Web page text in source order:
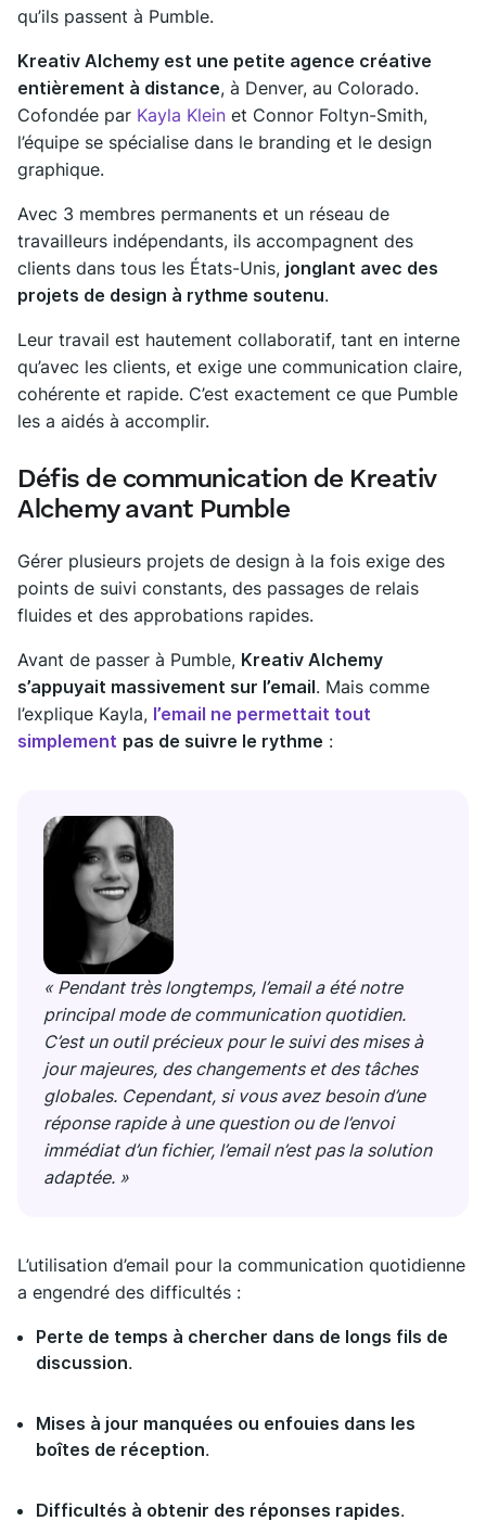
qu’ils passent à Pumble.
Kreativ Alchemy est une petite agence créative
entièrement à distance, à Denver, au Colorado.
Cofondée par Kayla Klein et Connor Foltyn-Smith,
l’équipe se spécialise dans le branding et le design
graphique.
Avec 3 membres permanents et un réseau de
travailleurs indépendants, ils accompagnent des
clients dans tous les États-Unis, jonglant avec des
projets de design à rythme soutenu.
Leur travail est hautement collaboratif, tant en interne
qu’avec les clients, et exige une communication claire,
cohérente et rapide. C’est exactement ce que Pumble
les a aidés à accomplir.
Défis de communication de Kreativ
Alchemy avant Pumble
Gérer plusieurs projets de design à la fois exige des
points de suivi constants, des passages de relais
fluides et des approbations rapides.
Avant de passer à Pumble, Kreativ Alchemy
s’appuyait massivement sur l’email. Mais comme
l’explique Kayla, l’email ne permettait tout
simplement pas de suivre le rythme :
« Pendant très longtemps, l’email a été notre
principal mode de communication quotidien.
C’est un outil précieux pour le suivi des mises à
jour majeures, des changements et des tâches
globales. Cependant, si vous avez besoin d’une
réponse rapide à une question ou de l’envoi
immédiat d’un fichier, l’email n’est pas la solution
adaptée. »
L’utilisation d’email pour la communication quotidienne
a engendré des difficultés :
Perte de temps à chercher dans de longs fils de
discussion.
Mises à jour manquées ou enfouies dans les
boîtes de réception.
Difficultés à obtenir des réponses rapides.